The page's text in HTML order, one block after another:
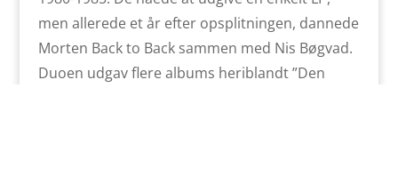
men allerede et år efter opsplitningen, dannede
Morten Back to Back sammen med Nis Bøgvad.
Duoen udgav flere albums heriblandt ”Den